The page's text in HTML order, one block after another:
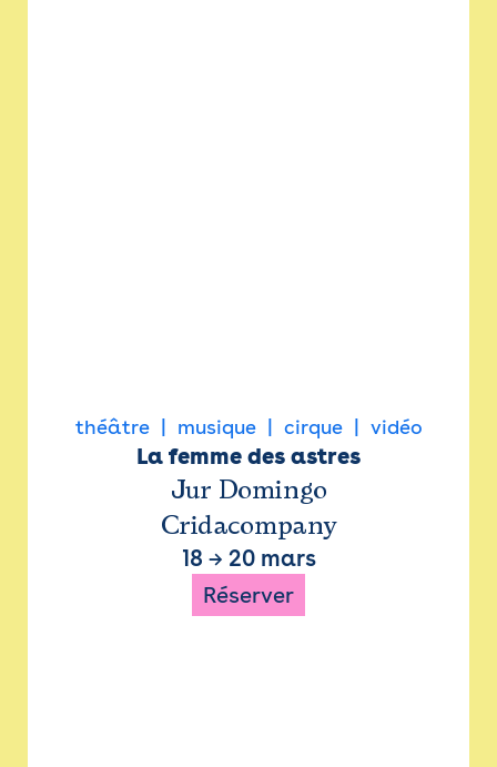
théâtre musique cirque vidéo
La femme des astres
Jur Domingo
Cridacompany
18 → 20 mars
Réserver